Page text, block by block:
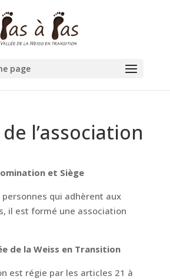
page
l’association
et Siège
qui adhèrent aux
il est formé une association
de la Weiss en Transition
est régie par les articles 21 à